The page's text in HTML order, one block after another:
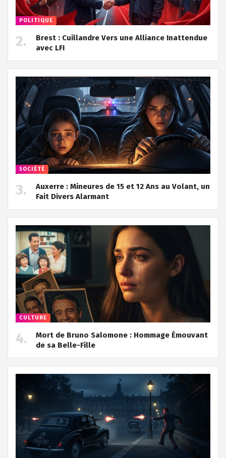
POLITIQUE
Brest : Cuillandre Vers une Alliance Inattendue
avec LFI
SOCIÉTÉ
Auxerre : Mineures de 15 et 12 Ans au Volant, un
Fait Divers Alarmant
CULTURE
Mort de Bruno Salomone : Hommage Émouvant
de sa Belle-Fille